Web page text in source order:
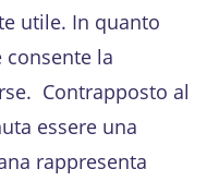
utile. In quanto
la
Contrapposto al
essere una
rappresenta